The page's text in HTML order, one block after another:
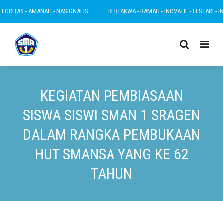
- NASIONALIS BERTAKWA - RAMAH - INOVATIF - LESTARI - INTEGRITAS
KEGIATAN PEMBIASAAN
SISWA SISWI SMAN 1 SRAGEN
DALAM RANGKA PEMBUKAAN
HUT SMANSA YANG KE 62
TAHUN